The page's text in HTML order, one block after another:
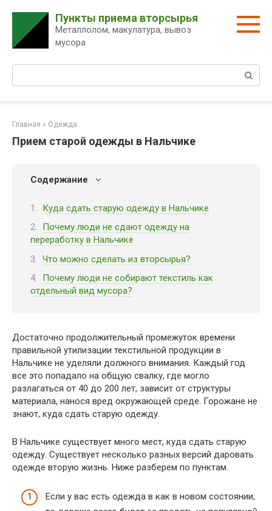
контенту
Пункты приема вторсырья
Металлолом, макулатура, вывоз
мусора
Главная » Одежда
Прием старой одежды в Нальчике
Содержание
Куда сдать старую одежду в Нальчике
Почему люди не сдают одежду на
переработку в Нальчике
Что можно сделать из вторсырья?
Почему люди не собирают текстиль как
отдельный вид мусора?
Достаточно продолжительный промежуток времени
правильной утилизации текстильной продукции в
Нальчике не уделяли должного внимания. Каждый год
все это попадало на общую свалку, где могло
разлагаться от 40 до 200 лет, зависит от структуры
материала, нанося вред окружающей среде. Горожане не
знают, куда сдать старую одежду.
В Нальчике существует много мест, куда сдать старую
одежду. Существует несколько разных версий даровать
одежде вторую жизнь. Ниже разберем по пунктам.
Если у вас есть одежда в как в новом состоянии,